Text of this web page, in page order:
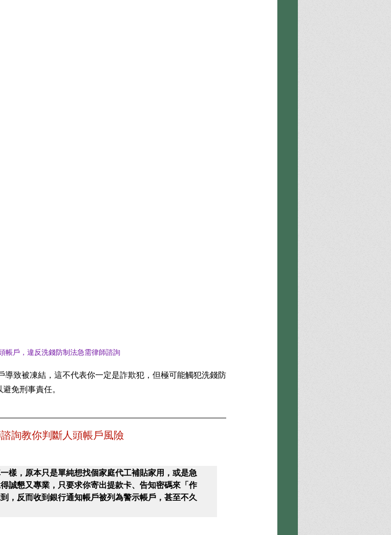
帳戶，違反洗錢防制法急需律師諮詢
導致被凍結，這不代表你一定是詐欺犯，但極可能觸犯洗錢防
免刑事責任。
詢教你判斷人頭帳戶風險
樣，原本只是單純想找個家庭代工補貼家用，或是急
誠懇又專業，只要求你寄出提款卡、告知密碼來「作
，反而收到銀行通知帳戶被列為警示帳戶，甚至不久